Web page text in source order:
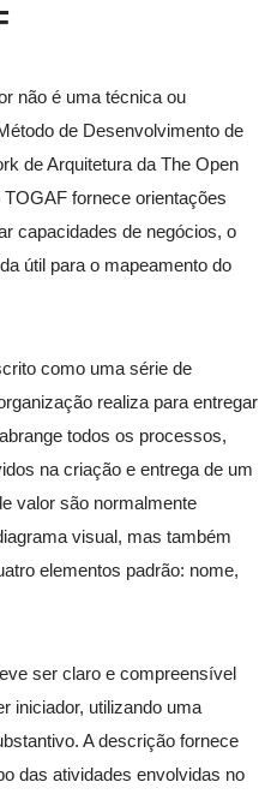
não é uma técnica ou
de Desenvolvimento de
de Arquitetura da The Open
fornece orientações
capacidades de negócios, o
útil para o mapeamento do
como uma série de
realiza para entregar
todos os processos,
na criação e entrega de um
valor são normalmente
visual, mas também
elementos padrão: nome,
ser claro e compreensível
iniciador, utilizando uma
A descrição fornece
das atividades envolvidas no